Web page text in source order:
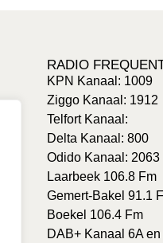
RADIO
KPN Kanaal: 1009
Ziggo Kanaal: 1912
Telfort Kanaal:
Delta Kanaal: 800
Odido Kanaal: 2063
Laarbeek 106.8 Fm
Gemert-Bakel 91.1
Boekel 106.4 Fm
DAB+ Kanaal 6A en